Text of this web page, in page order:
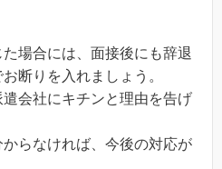
場合には、面接後にも辞退
断りを入れましょう。
会社にキチンと理由を告げ
らなければ、今後の対応が